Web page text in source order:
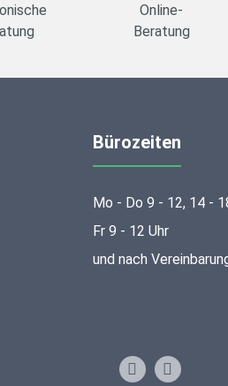
Online-
Beratung
Bürozeiten
Mo - Do 9 - 12, 14 -
Fr 9 - 12 Uhr
und nach